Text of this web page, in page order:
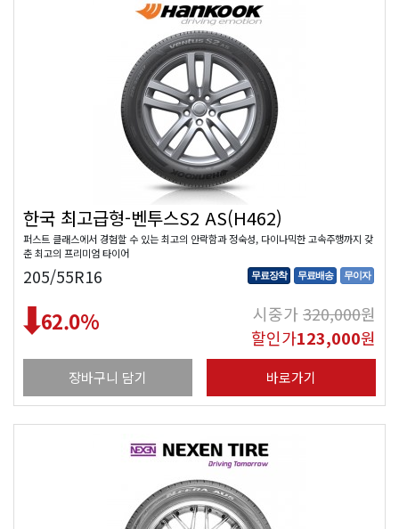
한국 최고급형-벤투스S2 AS(H462)
퍼스트 클래스에서 경험할 수 있는 최고의 안락함과 정숙성, 다이나믹한 고속주행까지 갖
춘 최고의 프리미엄 타이어
205/55R16 무료장착 무료배송 무이자
62.0% 시중가320,000원
할인가123,000원
장바구니 담기 바로가기